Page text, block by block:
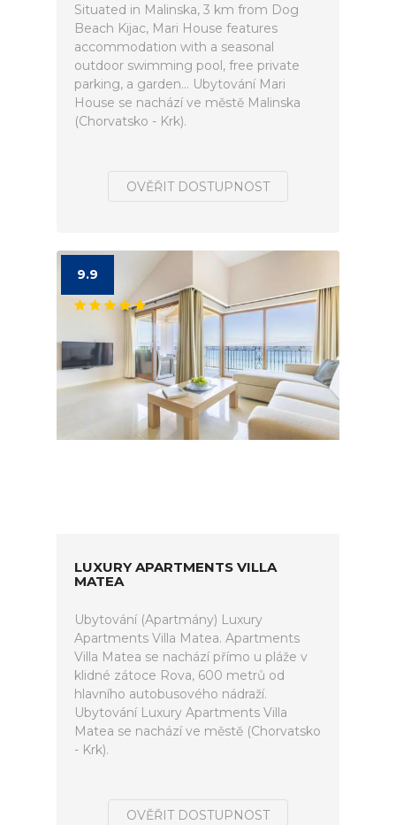
Situated in Malinska, 3 km from Dog
Beach Kijac, Mari House features
accommodation with a seasonal
outdoor swimming pool, free private
parking, a garden... Ubytování Mari
House se nachází ve městě Malinska
(Chorvatsko - Krk).
OVĚŘIT DOSTUPNOST
9.9
LUXURY APARTMENTS VILLA
MATEA
Ubytování (Apartmány) Luxury
Apartments Villa Matea. Apartments
Villa Matea se nachází přímo u pláže v
klidné zátoce Rova, 600 metrů od
hlavního autobusového nádraží.
Ubytování Luxury Apartments Villa
Matea se nachází ve městě (Chorvatsko
- Krk).
OVĚŘIT DOSTUPNOST